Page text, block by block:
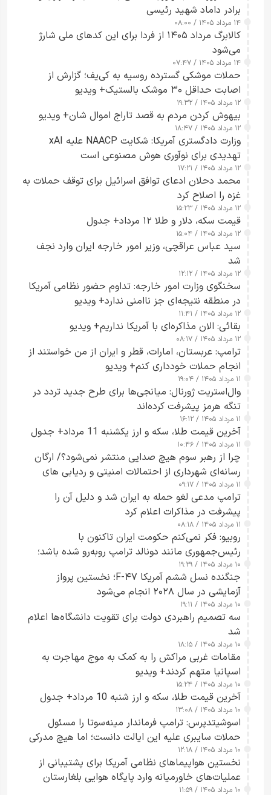
برادر داماد شهید رئیسی
۱۴ مرداد ۱۴۰۵ / ۰۸:۰۰
کالابرگ مرداد ۱۴۰۵ از فردا برای این کدهای ملی شارژ
می‌شود
۱۴ مرداد ۱۴۰۵ / ۰۷:۴۷
حملات موشکی گسترده روسیه به کی‌یف؛ گزارش از
اصابت حداقل ۳۰ موشک بالستیک+ ویدیو
۱۲ مرداد ۱۴۰۵ / ۱۹:۳۲
بیهوش کردن مردم به قصد تاراج اموال شان+ ویدیو
۱۲ مرداد ۱۴۰۵ / ۱۸:۴۷
وزارت دادگستری آمریکا: شکایت NAACP علیه xAI
تهدیدی برای نوآوری هوش مصنوعی است
۱۲ مرداد ۱۴۰۵ / ۱۷:۲۱
محمد دحلان ادعای توافق اسرائیل برای توقف حملات به
غزه را اصلاح کرد
۱۲ مرداد ۱۴۰۵ / ۱۵:۲۳
قیمت سکه، دلار و طلا ۱۲ مرداد+ جدول
۱۲ مرداد ۱۴۰۵ / ۱۵:۰۴
سید عباس عراقچی، وزیر امور خارجه ایران وارد نجف
شد
۱۲ مرداد ۱۴۰۵ / ۱۲:۱۲
سخنگوی وزارت امور خارجه: تداوم حضور نظامی آمریکا
در منطقه نتیجه‌ای جز ناامنی ندارد+ ویدیو
۱۲ مرداد ۱۴۰۵ / ۱۱:۴۱
بقائی: الان مذاکره‌ای با آمریکا نداریم+ ویدیو
۱۲ مرداد ۱۴۰۵ / ۰۸:۱۷
ترامپ: عربستان، امارات، قطر و ایران از من خواستند از
انجام حملات خودداری کنم+ ویدیو
۱۱ مرداد ۱۴۰۵ / ۱۹:۰۴
وال‌استریت ژورنال: میانجی‌ها برای طرح جدید تردد در
تنگه هرمز پیشرفت کرده‌اند
۱۱ مرداد ۱۴۰۵ / ۱۶:۱۲
آخرین قیمت طلا، سکه و ارز یکشنبه 11 مرداد+ جدول
۱۱ مرداد ۱۴۰۵ / ۱۰:۴۶
چرا از رهبر سوم هیچ صدایی منتشر نمی‌شود؟/ ارگان
رسانه‌ای شهرداری از احتمالات امنیتی و ردیابی های
جاسوسی گفت
۱۱ مرداد ۱۴۰۵ / ۰۹:۱۷
ترامپ مدعی لغو حمله به ایران شد و دلیل آن را
پیشرفت در مذاکرات اعلام کرد
۱۱ مرداد ۱۴۰۵ / ۰۸:۱۸
روبیو: فکر نمی‌کنم حکومت ایران تاکنون با
رئیس‌جمهوری مانند دونالد ترامپ روبه‌رو شده باشد؛
کسی که واقعاً دست به اقدام می‌زند
۱۰ مرداد ۱۴۰۵ / ۱۹:۲۹
جنگنده نسل ششم آمریکا F-۴۷؛ نخستین پرواز
آزمایشی در سال ۲۰۲۸ انجام می‌شود
۱۰ مرداد ۱۴۰۵ / ۱۹:۱۱
سه تصمیم راهبردی دولت برای تقویت دانشگاه‌ها اعلام
شد
۱۰ مرداد ۱۴۰۵ / ۱۸:۱۵
مقامات غربی مراکش را به کمک به موج مهاجرت به
اسپانیا متهم کردند+ ویدیو
۱۰ مرداد ۱۴۰۵ / ۱۵:۲۴
آخرین قیمت طلا، سکه و ارز شنبه 10 مرداد+ جدول
۱۰ مرداد ۱۴۰۵ / ۱۳:۰۸
اسوشیتدپرس: ترامپ فرماندار مینه‌سوتا را مسئول
حملات سایبری علیه این ایالت دانست؛ اما هیچ مدرکی
ارائه نکرد
۱۰ مرداد ۱۴۰۵ / ۱۲:۱۸
نخستین هواپیماهای نظامی آمریکا برای پشتیبانی از
عملیات‌های خاورمیانه وارد پایگاه هوایی بلغارستان
شدند
۱۰ مرداد ۱۴۰۵ / ۱۱:۵۹